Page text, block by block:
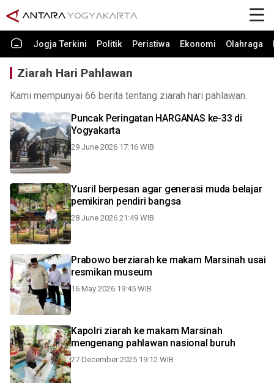
Jogja Terkini Politik Peristiwa Ekonomi Olahraga
Ziarah Hari Pahlawan
Kami mempunyai 66 berita tentang ziarah hari pahlawan.
Puncak Peringatan HARGANAS ke-33 di
Yogyakarta
29 June 2026 17:16 WIB
Yusril berpesan agar generasi muda belajar
pemikiran pendiri bangsa
28 June 2026 21:49 WIB
Prabowo berziarah ke makam Marsinah usai
resmikan museum
16 May 2026 19:45 WIB
Kapolri ziarah ke makam Marsinah
mengenang pahlawan nasional buruh
27 December 2025 19:12 WIB